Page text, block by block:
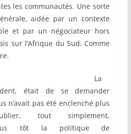
les communautés. Une sorte
aidée par un contexte
et par un négociateur hors
sur l’Afrique du Sud. Comme
La
était de se demander
n’avait pas été enclenché plus
tout simplement,
plus tôt la politique de